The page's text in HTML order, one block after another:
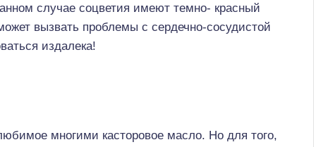
случае соцветия имеют темно- красный
вызвать проблемы с сердечно-сосудистой
издалека!
многими касторовое масло. Но для того,